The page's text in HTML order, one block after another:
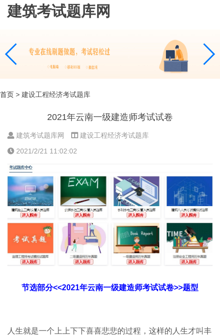
建筑考试题库网
首页 > 建设工程经济考试题库
2021年云南一级建造师考试试卷
建筑考试题库网
建设工程经济考试题库
2021/2/21 11:02:02
节选部分<<2021年云南一级建造师考试试卷>>题型
人生就是一个上上下下喜喜悲悲的过程，这样的人生才叫丰